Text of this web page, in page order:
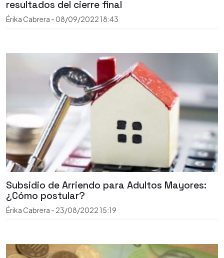
resultados del cierre final
Érika Cabrera - 08/09/2022 18:43
Subsidio de Arriendo para Adultos Mayores:
¿Cómo postular?
Érika Cabrera - 23/08/2022 15:19